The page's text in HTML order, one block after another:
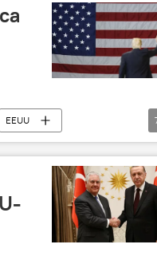
EEUU
Estado (EEUU)